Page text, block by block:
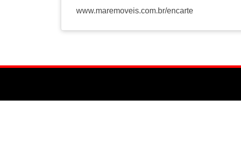
www.maremoveis.com.br/encarte